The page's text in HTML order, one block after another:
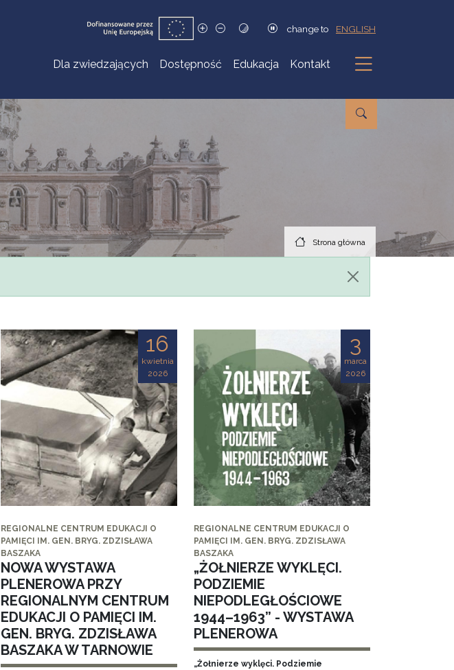
change to ENGLISH
Dla zwiedzających Dostępność Edukacja Kontakt
Podmenu
Strona główna
16
kwietnia
2026
REGIONALNE CENTRUM EDUKACJI O
PAMIĘCI IM. GEN. BRYG. ZDZISŁAWA
BASZAKA
NOWA WYSTAWA
PLENEROWA PRZY
REGIONALNYM CENTRUM
EDUKACJI O PAMIĘCI IM.
GEN. BRYG. ZDZISŁAWA
BASZAKA W TARNOWIE
3
marca
2026
REGIONALNE CENTRUM EDUKACJI O
PAMIĘCI IM. GEN. BRYG. ZDZISŁAWA
BASZAKA
„ŻOŁNIERZE WYKLĘCI.
PODZIEMIE
NIEPODLEGŁOŚCIOWE
1944–1963” - WYSTAWA
PLENEROWA
„Żołnierze wyklęci. Podziemie